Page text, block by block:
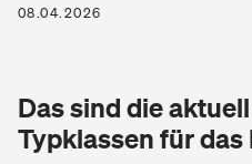
Zur Übersicht
Tools
Glasversicherung
Kinderunfall­ver­si­che­rung
Private Krankenversicherung
Dread-Disease-Versicherung
08.04.2026
Das sind die
Typklassen für das